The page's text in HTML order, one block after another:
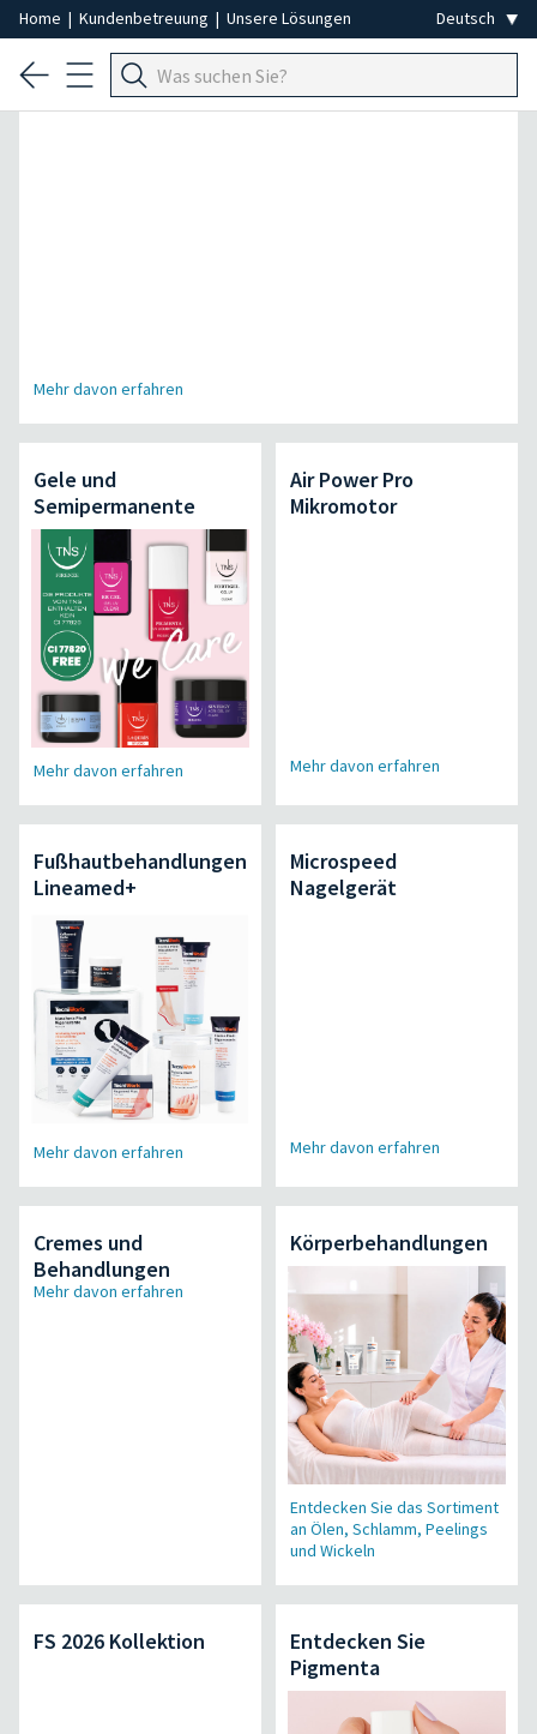
Home | Kundenbetreuung | Unsere Lösungen
Spezial Professionelle Haarentfernung
Mehr davon erfahren
Gele und
Semipermanente
Mehr davon erfahren
Air Power Pro
Mikromotor
Mehr davon erfahren
Fußhautbehandlungen
Lineamed+
Mehr davon erfahren
Microspeed
Nagelgerät
Mehr davon erfahren
Cremes und
Behandlungen
Mehr davon erfahren
Körperbehandlungen
Entdecken Sie das Sortiment
an Ölen, Schlamm, Peelings
und Wickeln
FS 2026 Kollektion
Entdecken Sie
Pigmenta